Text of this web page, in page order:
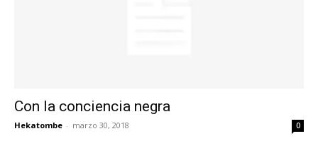
Con la conciencia negra
Hekatombe - marzo 30, 2018 0